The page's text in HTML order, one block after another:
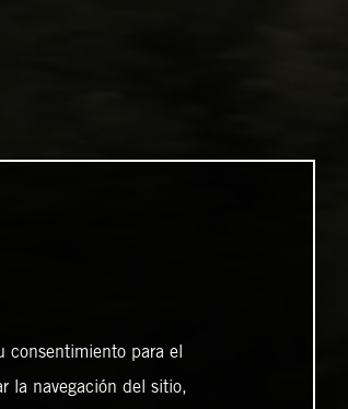
consentimiento para el
la navegación del sitio,